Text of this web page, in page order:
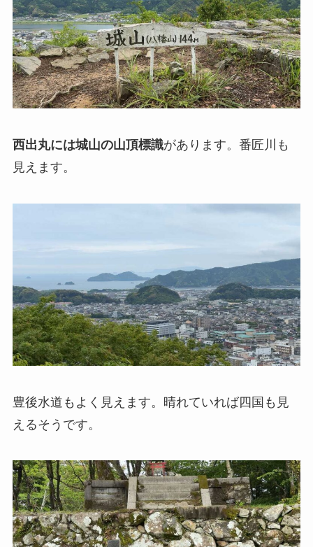
西出丸には城山の山頂標識があります。番匠川も
見えます。
豊後水道もよく見えます。晴れていれば四国も見
えるそうです。